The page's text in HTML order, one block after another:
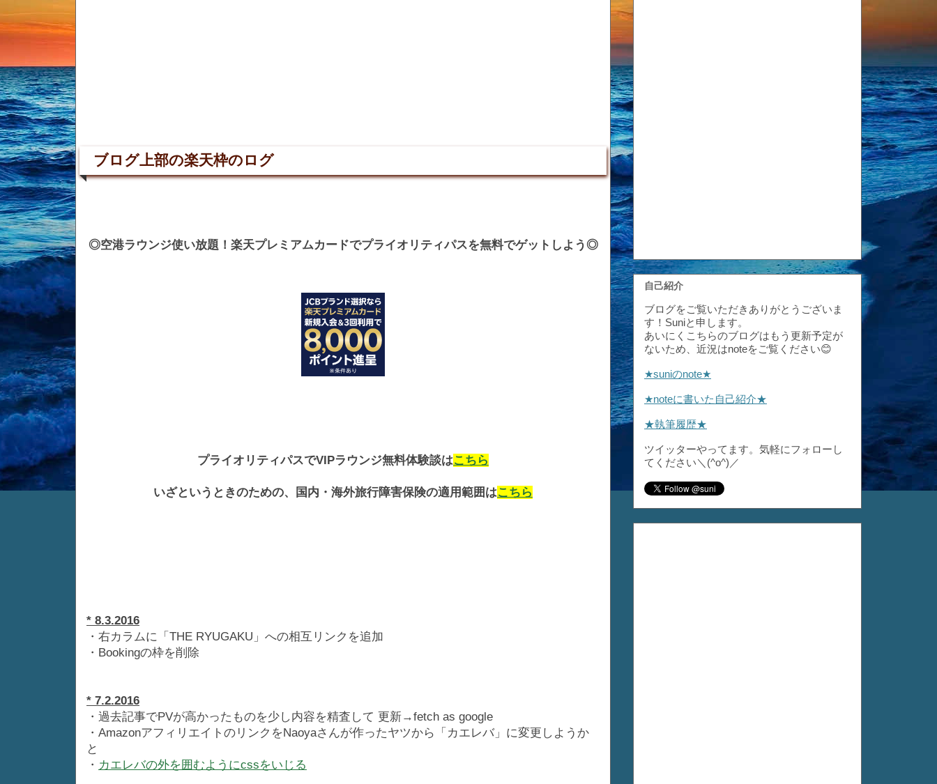
ブログ上部の楽天枠のログ
◎空港ラウンジ使い放題！楽天プレミアムカードでプライオリティパスを無料でゲットしよう◎
プライオリティパスでVIPラウンジ無料体験談はこちら
いざというときのための、国内・海外旅行障害保険の適用範囲はこちら
* 8.3.2016
・右カラムに「THE RYUGAKU」への相互リンクを追加
・Bookingの枠を削除
* 7.2.2016
・過去記事でPVが高かったものを少し内容を精査して 更新→fetch as google
・AmazonアフィリエイトのリンクをNaoyaさんが作ったヤツから「カエレバ」に変更しようか
と
・ カエレバの外を囲むようにcssをいじる
自己紹介
ブログをご覧いただきありがとうございま
す！Suniと申します。
あいにくこちらのブログはもう更新予定が
ないため、近況はnoteをご覧ください😊
★suniのnote★
★noteに書いた自己紹介★
★執筆履歴★
ツイッターやってます。気軽にフォローし
てください＼(^o^)／